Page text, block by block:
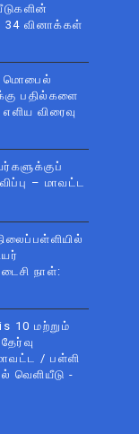
34 வினாக்கள்
மொபைல்
பதில்களை
விரைவு
– மாவட்ட
நாள்:
10 மற்றும்
மாவட்ட / பள்ளி
வெளியீடு -